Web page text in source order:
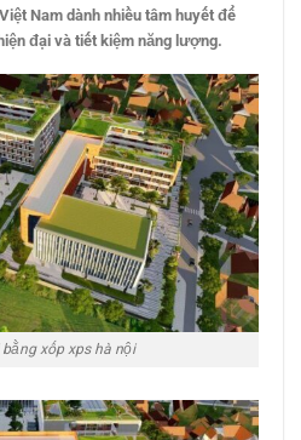
Nam dành nhiều tâm huyết để
đại và tiết kiệm năng lượng.
xốp xps hà nội